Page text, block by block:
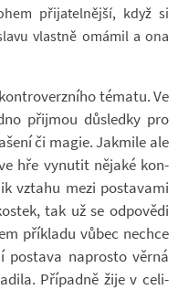
při­ja­tel­nější, když si
vlastně omá­mil a ona
té­matu. Ve
při­jmou dů­sledky pro
či magie. Jakmile ale
hře vy­nu­tit ně­jaké kon­
vztahu mezi po­sta­vami
tak už se od­po­vědi
pří­kladu vůbec ne­chce
po­stava na­prosto věrná
Pří­padně žije v ce­li­